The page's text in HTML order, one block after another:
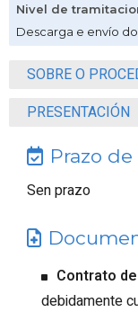
Nivel de
Descarga e envío
SOBRE O
PRESENTACIÓN
Prazo
Sen prazo
Contrato
debidamente